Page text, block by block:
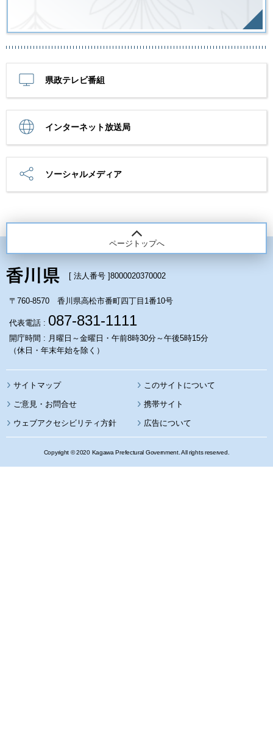
県政テレビ番組
インターネット放送局
ソーシャルメディア
ページトップへ
[ 法人番号 ]8000020370002
〒760-8570 香川県高松市番町四丁目1番10号
代表電話 : 087-831-1111
開庁時間 : 月曜日～金曜日・午前8時30分～午後5時15分
（休日・年末年始を除く）
サイトマップ このサイトについて
携帯サイト
ウェブアクセシビリティ方針 広告について
Copyright © 2020 Kagawa Prefectural Government. All rights reserved.